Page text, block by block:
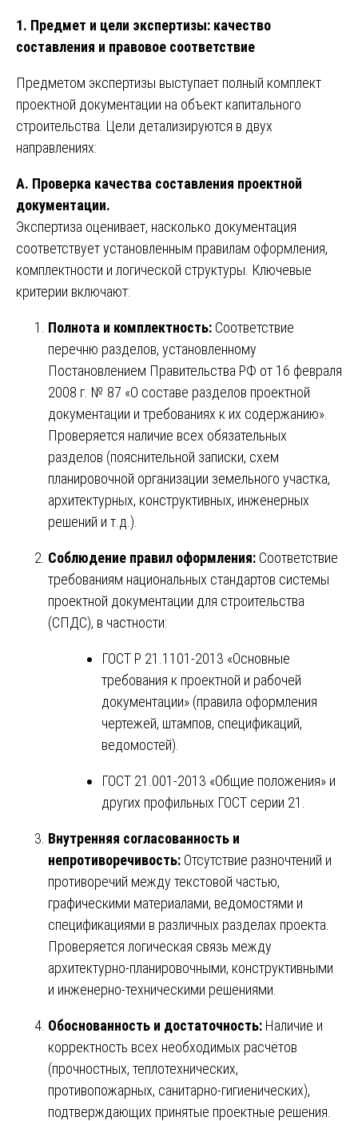
1. Предмет и цели экспертизы: качество
составления и правовое соответствие
Предметом экспертизы выступает полный комплект
проектной документации на объект капитального
строительства. Цели детализируются в двух
направлениях:
А. Проверка качества составления проектной
документации.
Экспертиза оценивает, насколько документация
соответствует установленным правилам оформления,
комплектности и логической структуры. Ключевые
критерии включают:
Полнота и комплектность: Соответствие
перечню разделов, установленному
Постановлением Правительства РФ от 16 февраля
2008 г. № 87 «О составе разделов проектной
документации и требованиях к их содержанию».
Проверяется наличие всех обязательных
разделов (пояснительной записки, схем
планировочной организации земельного участка,
архитектурных, конструктивных, инженерных
решений и т.д.).
Соблюдение правил оформления: Соответствие
требованиям национальных стандартов системы
проектной документации для строительства
(СПДС), в частности:
ГОСТ Р 21.1101-2013 «Основные
требования к проектной и рабочей
документации» (правила оформления
чертежей, штампов, спецификаций,
ведомостей).
ГОСТ 21.001-2013 «Общие положения» и
других профильных ГОСТ серии 21.
Внутренняя согласованность и
непротиворечивость: Отсутствие разночтений и
противоречий между текстовой частью,
графическими материалами, ведомостями и
спецификациями в различных разделах проекта.
Проверяется логическая связь между
архитектурно-планировочными, конструктивными
и инженерно-техническими решениями.
Обоснованность и достаточность: Наличие и
корректность всех необходимых расчётов
(прочностных, теплотехнических,
противопожарных, санитарно-гигиенических),
подтверждающих принятые проектные решения.